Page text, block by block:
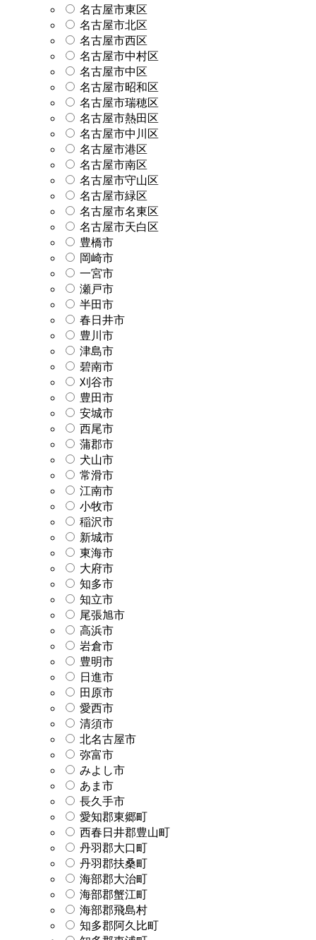
名古屋市東区
名古屋市北区
名古屋市西区
名古屋市中村区
名古屋市中区
名古屋市昭和区
名古屋市瑞穂区
名古屋市熱田区
名古屋市中川区
名古屋市港区
名古屋市南区
名古屋市守山区
名古屋市緑区
名古屋市名東区
名古屋市天白区
豊橋市
岡崎市
一宮市
瀬戸市
半田市
春日井市
豊川市
津島市
碧南市
刈谷市
豊田市
安城市
西尾市
蒲郡市
犬山市
常滑市
江南市
小牧市
稲沢市
新城市
東海市
大府市
知多市
知立市
尾張旭市
高浜市
岩倉市
豊明市
日進市
田原市
愛西市
清須市
北名古屋市
弥富市
みよし市
あま市
長久手市
愛知郡東郷町
西春日井郡豊山町
丹羽郡大口町
丹羽郡扶桑町
海部郡大治町
海部郡蟹江町
海部郡飛島村
知多郡阿久比町